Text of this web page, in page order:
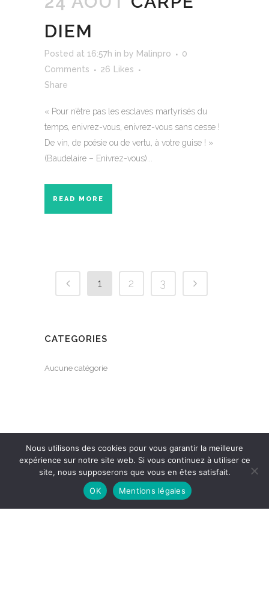
DIEM
Posted at 16:57h in by Malinpro
0
Comments
26
Likes
Share
« Pour n’être pas les esclaves martyrisés du
temps, enivrez-vous, enivrez-vous sans cesse !
De vin, de poésie ou de vertu, à votre guise ! »
(Baudelaire – Enivrez-vous)...
READ MORE
1 2 3
CATEGORIES
Aucune catégorie
Nous utilisons des cookies pour vous garantir la meilleure
expérience sur notre site web. Si vous continuez à utiliser ce
site, nous supposerons que vous en êtes satisfait.
OK
Mentions légales